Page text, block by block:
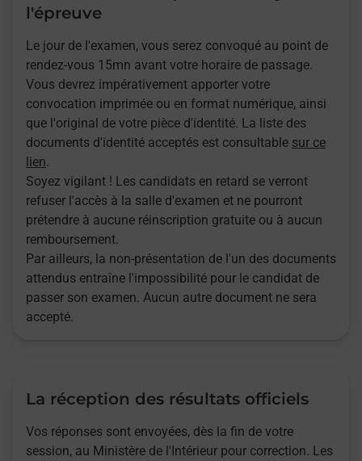
l'épreuve
Le jour de l'examen, vous serez convoqué au point de
rendez-vous 15mn avant votre horaire de passage.
Vous devrez impérativement apporter votre
convocation imprimée ou en format numérique, ainsi
que l'original de votre pièce d'identité. La liste des
documents d'identité acceptés est consultable sur ce
lien.
Soyez vigilant ! Les candidats en retard se verront
refuser l'accès à la salle d'examen et ne pourront
prétendre à aucune réinscription gratuite ou à aucun
remboursement.
Par ailleurs, la non-présentation de l'un des documents
attendus entraîne l'impossibilité pour le candidat de
passer son examen. Aucun autre document ne sera
accepté.
La réception des résultats officiels
Vos réponses sont envoyées, dès la fin de votre
session, au Ministère de l'Intérieur pour correction. Les